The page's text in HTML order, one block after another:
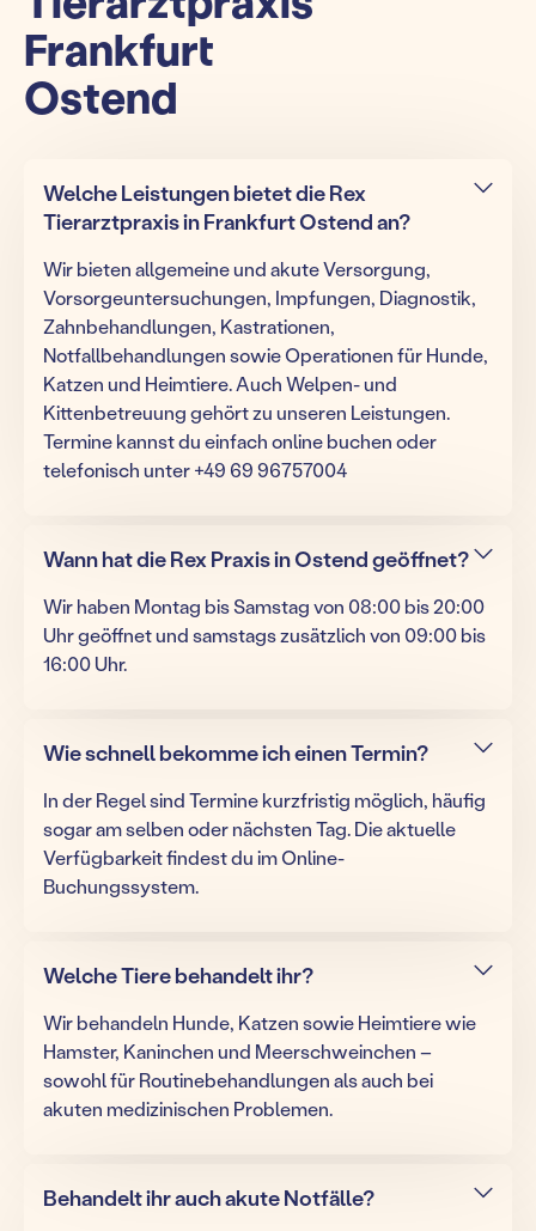
Frankfurt
Ostend
Welche Leistungen bietet die Rex
Tierarztpraxis in Frankfurt Ostend an?
Wir bieten allgemeine und akute Versorgung,
Vorsorgeuntersuchungen, Impfungen, Diagnostik,
Zahnbehandlungen, Kastrationen,
Notfallbehandlungen sowie Operationen für Hunde,
Katzen und Heimtiere. Auch Welpen- und
Kittenbetreuung gehört zu unseren Leistungen.
Termine kannst du einfach online buchen oder
telefonisch unter +49 69 96757004
Wann hat die Rex Praxis in Ostend geöffnet?
Wir haben Montag bis Samstag von 08:00 bis 20:00
Uhr geöffnet und samstags zusätzlich von 09:00 bis
16:00 Uhr.
Wie schnell bekomme ich einen Termin?
In der Regel sind Termine kurzfristig möglich, häufig
sogar am selben oder nächsten Tag. Die aktuelle
Verfügbarkeit findest du im Online-
Buchungssystem.
Welche Tiere behandelt ihr?
Wir behandeln Hunde, Katzen sowie Heimtiere wie
Hamster, Kaninchen und Meerschweinchen –
sowohl für Routinebehandlungen als auch bei
akuten medizinischen Problemen.
Behandelt ihr auch akute Notfälle?